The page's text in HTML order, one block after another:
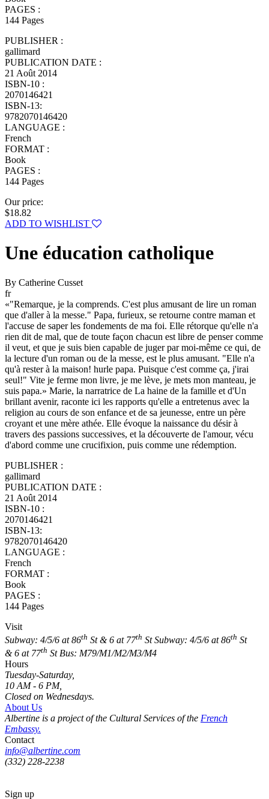
PAGES :
144 Pages
PUBLISHER :
gallimard
PUBLICATION DATE :
21 Août 2014
ISBN-10 :
2070146421
ISBN-13:
9782070146420
LANGUAGE :
French
FORMAT :
Book
PAGES :
144 Pages
Our price:
$18.82
ADD TO WISHLIST
Une éducation catholique
By Catherine Cusset
fr
«"Remarque, je la comprends. C'est plus amusant de lire un roman
que d'aller à la messe." Papa, furieux, se retourne contre maman et
l'accuse de saper les fondements de ma foi. Elle rétorque qu'elle n'a
rien dit de mal, que de toute façon chacun est libre de penser comme
il veut, et que je suis bien capable de juger par moi-même ce qui, de
la lecture d'un roman ou de la messe, est le plus amusant. "Elle n'a
qu'à rester à la maison! hurle papa. Puisque c'est comme ça, j'irai
seul!" Vite je ferme mon livre, je me lève, je mets mon manteau, je
suis papa.» Marie, la narratrice de La haine de la famille et d'Un
brillant avenir, raconte ici les rapports qu'elle a entretenus avec la
religion au cours de son enfance et de sa jeunesse, entre un père
croyant et une mère athée. Elle évoque la naissance du désir à
travers des passions successives, et la découverte de l'amour, vécu
d'abord comme une crucifixion, puis comme une rédemption.
PUBLISHER :
gallimard
PUBLICATION DATE :
21 Août 2014
ISBN-10 :
2070146421
ISBN-13:
9782070146420
LANGUAGE :
French
FORMAT :
Book
PAGES :
144 Pages
Visit
Subway: 4/5/6 at 86th St & 6 at 77th St Subway: 4/5/6 at 86th St
& 6 at 77th StBus: M79/M1/M2/M3/M4
Hours
Tuesday-Saturday,
10 AM - 6 PM,
Closed on Wednesdays.
About Us
Albertine is a project of the Cultural Services of the French
Embassy.
Contact
info@albertine.com
(332) 228-2238
Sign up